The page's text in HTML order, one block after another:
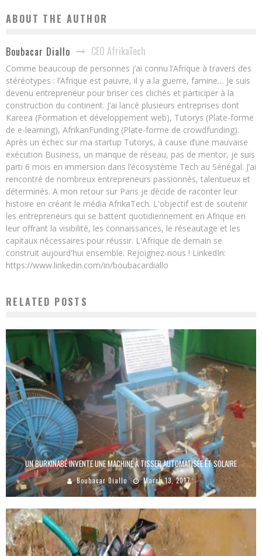
ABOUT THE AUTHOR
Boubacar Diallo CEO AfrikaTech
Comme beaucoup de personnes j’ai connu l’Afrique à travers des
stéréotypes : l’Afrique est pauvre, il y a la guerre, famine… Je suis
devenu entrepreneur pour briser ces clichés et participer à la
construction du continent. J’ai lancé plusieurs entreprises dont
Kareea (Formation et développement web), Tutorys (Plate-forme
de e-learning), AfrikanFunding (Plate-forme de crowdfunding).
Après un échec sur ma startup Tutorys, à cause d’une mauvaise
exécution Business, un manque de réseau, pas de mentor, je suis
parti 6 mois en immersion dans l’écosystème Tech au Sénégal. J’ai
rencontré de nombreux entrepreneurs passionnés, talentueux et
déterminés. A mon retour sur Paris je décide de raconter leur
histoire en créant le média AfrikaTech. L'objectif est de soutenir
les entrepreneurs qui se battent quotidiennement en Afrique en
leur offrant la visibilité, les connaissances, le réseautage et les
capitaux nécessaires pour réussir. L'Afrique de demain se
construit aujourd'hui ensemble. Rejoignez-nous ! LinkedIn:
https://www.linkedin.com/in/boubacardiallo
RELATED POSTS
UN BURKINABÉ INVENTE UNE MACHINE À TISSER AUTOMATISÉE ET SOLAIRE
Boubacar Diallo March 13, 2017